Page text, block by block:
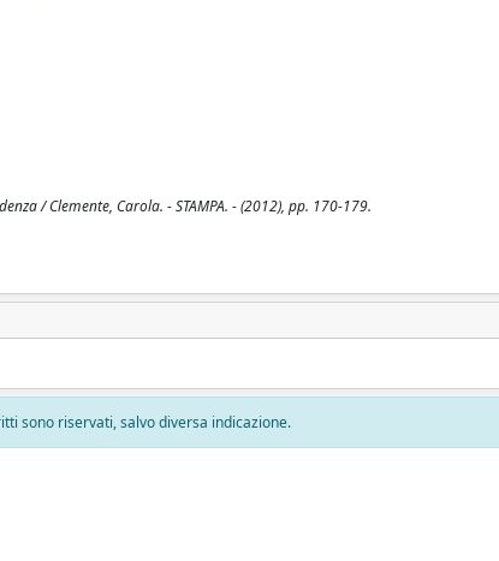
/ Clemente, Carola. - STAMPA. - (2012), pp. 170-179.
sono riservati, salvo diversa indicazione.